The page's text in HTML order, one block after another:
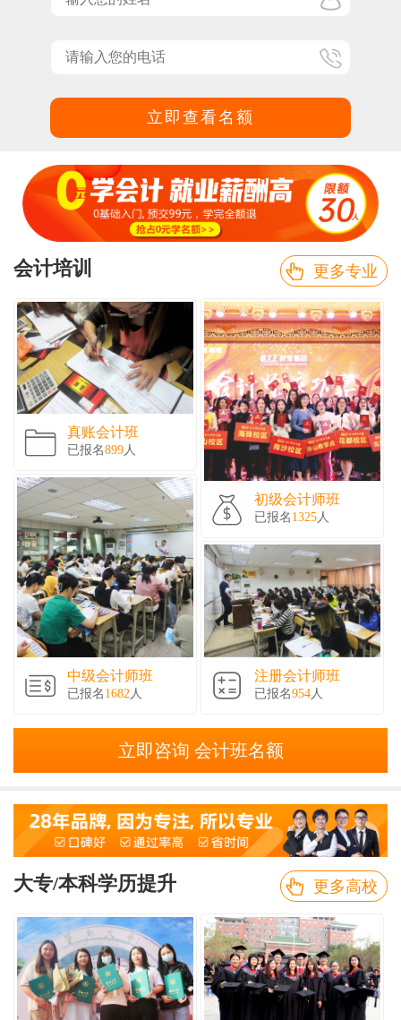
立即查看名额
会计培训 更多专业
真账会计班
已报名899人
中级会计师班
已报名 1682 人
初级会计师班
已报名 1325人
注册会计师班
已报名954人
立即咨询 会计班名额
大专/本科学历提升 更多高校